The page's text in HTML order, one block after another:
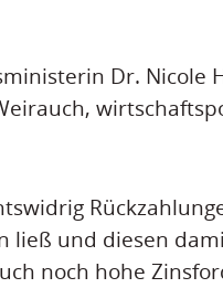
Dr. Nicole
ließ und diesen
noch hohe